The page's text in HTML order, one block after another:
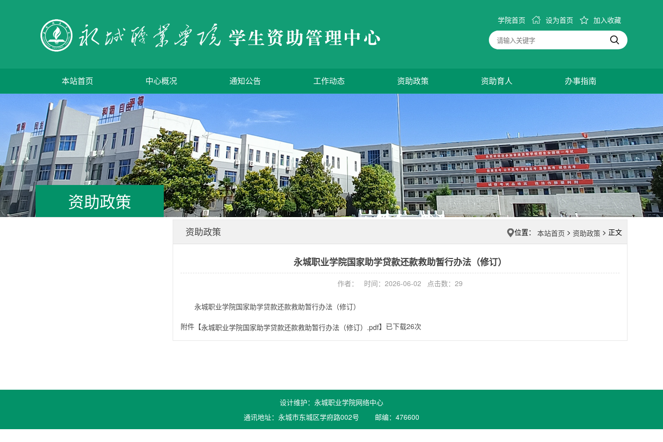
学院首页 设为首页 加入收藏
本站首页 中心概况 通知公告 工作动态 资助政策 资助育人 办事指南
资助政策
资助政策 位置： 本站首页 > 资助政策 > 正文
永城职业学院国家助学贷款还款救助暂行办法（修订）
作者： 时间：2026-06-02 点击数： 29
永城职业学院国家助学贷款还款救助暂行办法（修订）
附件【永城职业学院国家助学贷款还款救助暂行办法（修订）.pdf】已下载26次
设计维护：永城职业学院网络中心
通讯地址：永城市东城区学府路002号 邮编：476600